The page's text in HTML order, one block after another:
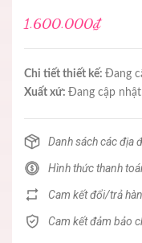
1.600.000₫
Chi tiết thiết kế: Đang
Xuất xứ: Đang cập nhật
Danh sách các địa
Hình thức thanh
Cam kết đổi/trả
Cam kết đảm bảo